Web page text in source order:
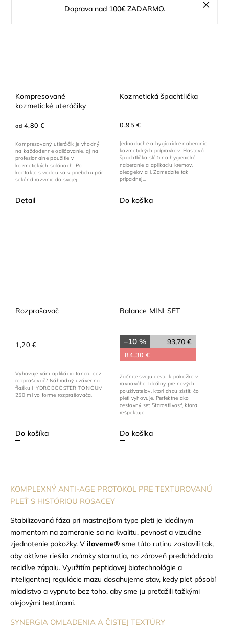
Doprava nad 100€ ZADARMO.
Kompresované
kozmetické uteráčiky
od 4,80 €
Detail
Kompresovaný utieráčik je vhodný
na každodenné odličovanie, aj na
profesionálne použitie v
kozmetických salónoch. Po
kontakte s vodou sa v priebehu pár
sekúnd rozvinie do svojej...
Kozmetická špachtlička
0,95 €
Do košíka
Jednoduché a hygienické naberanie
kozmetických prípravkov. Plastová
špachtlička slúži na hygienické
naberanie a aplikáciu krémov,
oleogélov a i. Zamedzíte tak
prípadnej...
Rozprašovač
1,20 €
Do košíka
Vyhovuje vám aplikácia toneru cez
rozprašovač? Náhradný uzáver na
fľašku HYDROBOOSTER TONICUM
250 ml vo forme rozprašovača.
Balance MINI SET
93,70 €
–10 %
84,30 €
Do košíka
Začnite svoju cestu k pokožke v
rovnováhe. Ideálny pre nových
používateľov, ktorí chcú zistiť, čo
pleti vyhovuje. Perfektné ako
cestovný set Starostlivosť, ktorá
rešpektuje...
KOMPLEXNÝ ANTI-AGE PROTOKOL PRE TEXTUROVANÚ
PLEŤ S HISTÓRIOU ROSACEY
Stabilizovaná fáza pri mastnejšom type pleti je ideálnym
momentom na zameranie sa na kvalitu, pevnosť a vizuálne
zjednotenie pokožky. V iloveme® sme túto rutinu zostavili tak,
aby aktívne riešila známky starnutia, no zároveň predchádzala
recidíve zápalu. Využitím peptidovej biotechnológie a
inteligentnej regulácie mazu dosahujeme stav, kedy pleť pôsobí
mladistvo a vypnuto bez toho, aby sme ju preťažili ťažkými
olejovými textúrami.
SYNERGIA OMLADENIA A ČISTEJ TEXTÚRY